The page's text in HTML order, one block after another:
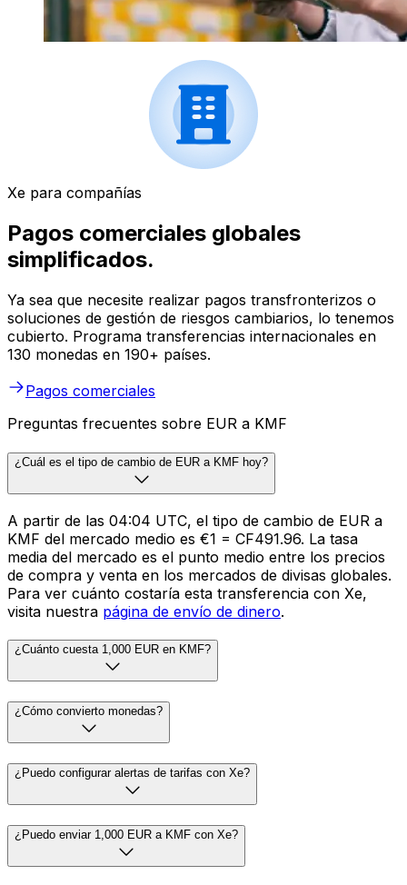
Xe para compañías
Pagos comerciales globales
simplificados.
Ya sea que necesite realizar pagos transfronterizos o
soluciones de gestión de riesgos cambiarios, lo tenemos
cubierto. Programa transferencias internacionales en
130 monedas en 190+ países.
Pagos comerciales
Preguntas frecuentes sobre EUR a KMF
¿Cuál es el tipo de cambio de EUR a KMF hoy?
A partir de las 04:04 UTC, el tipo de cambio de EUR a
KMF del mercado medio es €1 = CF491.96. La tasa
media del mercado es el punto medio entre los precios
de compra y venta en los mercados de divisas globales.
Para ver cuánto costaría esta transferencia con Xe,
visita nuestra página de envío de dinero.
¿Cuánto cuesta 1,000 EUR en KMF?
¿Cómo convierto monedas?
¿Puedo configurar alertas de tarifas con Xe?
¿Puedo enviar 1,000 EUR a KMF con Xe?